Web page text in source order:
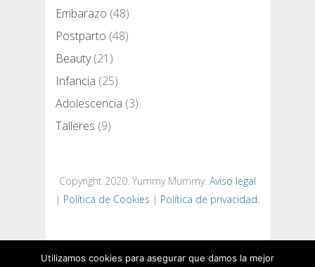
Embarazo (48)
Postparto (48)
Beauty(21)
Infancia (25)
Adolescencia (3)
Talleres (9)
Copyright 2020. Yummy Mummy. Aviso legal
| Política de Cookies | Política de privacidad.
Utilizamos cookies para asegurar que damos la mejor